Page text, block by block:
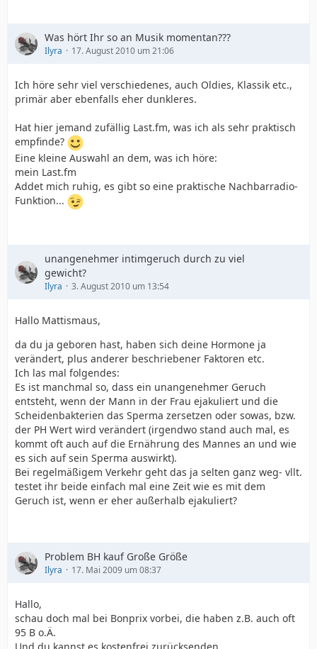
Was hört Ihr so an Musik momentan???
Ilyra 17. August 2010 um 21:06
Ich höre sehr viel verschiedenes, auch Oldies, Klassik etc.,
primär aber ebenfalls eher dunkleres.
Hat hier jemand zufällig Last.fm, was ich als sehr praktisch
empfinde?
Eine kleine Auswahl an dem, was ich höre:
mein Last.fm
Addet mich ruhig, es gibt so eine praktische Nachbarradio-
Funktion...
unangenehmer intimgeruch durch zu viel
gewicht?
Ilyra 3. August 2010 um 13:54
Hallo Mattismaus,
da du ja geboren hast, haben sich deine Hormone ja
verändert, plus anderer beschriebener Faktoren etc.
Ich las mal folgendes:
Es ist manchmal so, dass ein unangenehmer Geruch
entsteht, wenn der Mann in der Frau ejakuliert und die
Scheidenbakterien das Sperma zersetzen oder sowas, bzw.
der PH Wert wird verändert (irgendwo stand auch mal, es
kommt oft auch auf die Ernährung des Mannes an und wie
es sich auf sein Sperma auswirkt).
Bei regelmäßigem Verkehr geht das ja selten ganz weg- vllt.
testet ihr beide einfach mal eine Zeit wie es mit dem
Geruch ist, wenn er eher außerhalb ejakuliert?
Problem BH kauf Große Größe
Ilyra 17. Mai 2009 um 08:37
Hallo,
schau doch mal bei Bonprix vorbei, die haben z.B. auch oft
95 B o.Ä.